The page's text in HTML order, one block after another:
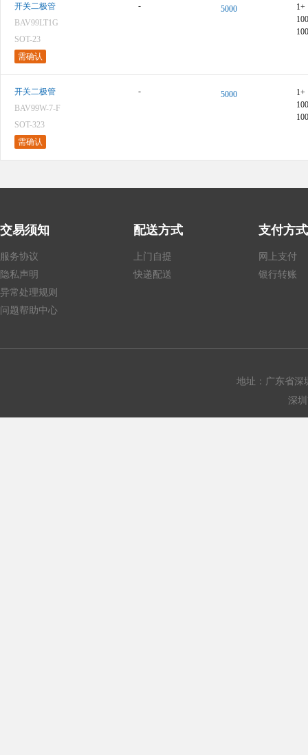
开关二极管
BAV99LT1G
SOT-23
需确认
- 5000
1+
开关二极管
BAV99W-7-F
SOT-323
需确认
- 5000
1+
交易须知
服务协议
隐私声明
异常处理规则
问题帮助中心
配送方式
上门自提
快递配送
支付方式
网上支付
银行转账
地址：广东省深
深